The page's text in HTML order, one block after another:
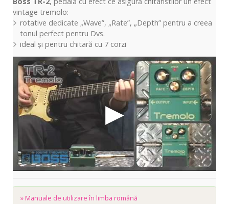
vintage tremolo:
rotative dedicate „Wave”, „Rate”, „Depth” pentru a creea
tonul perfect pentru Dvs.
idealși pentru chitară cu 7 corzi
» Manuale de utilizare în limba română